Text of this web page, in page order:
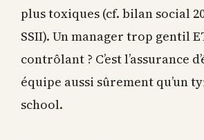
plus toxiques (cf. bilan social
SSII). Un manager trop gentil
contrôlant ? C’est l’assurance
équipe aussi sûrement qu’un
school.